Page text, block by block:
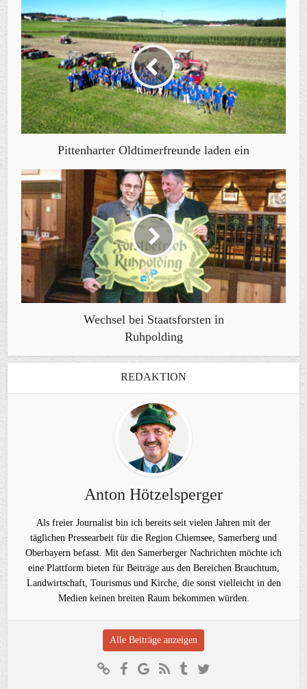
Pittenharter Oldtimerfreunde laden ein
Wechsel bei Staatsforsten in
Ruhpolding
REDAKTION
Anton Hötzelsperger
Als freier Journalist bin ich bereits seit vielen Jahren mit der
täglichen Pressearbeit für die Region Chiemsee, Samerberg und
Oberbayern befasst. Mit den Samerberger Nachrichten möchte ich
eine Plattform bieten für Beiträge aus den Bereichen Brauchtum,
Landwirtschaft, Tourismus und Kirche, die sonst vielleicht in den
Medien keinen breiten Raum bekommen würden.
Alle Beiträge anzeigen